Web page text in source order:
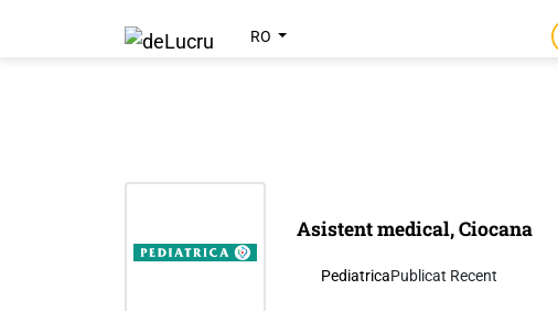
RO
Asistent medical, Ciocana
PediatricaPublicat Recent